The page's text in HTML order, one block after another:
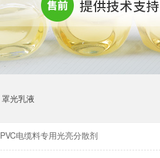
罩光乳液
PVC电缆料专用光亮分散剂